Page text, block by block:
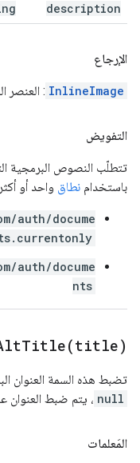
description
الإرجاع
InlineImage : العنصر
التفويض
تتطلّب النصوص البرمجية
باستخدام نطاق واحد أو
auth/docume
auth/docume
nts
title)
تضبط هذه السمة العنوان
null ، يتم ضبط العنوان
المَعلمات